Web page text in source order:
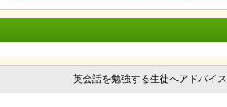
英会話を勉強する生徒へアドバイス